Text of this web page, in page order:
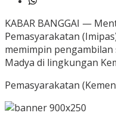
KABAR BANGGAI —
Pemasyarakatan
memimpin
Madya di lingkungan
Pemasyarakatan